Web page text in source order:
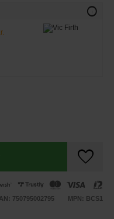
info
favorite
750795002795 MPN: BCS1